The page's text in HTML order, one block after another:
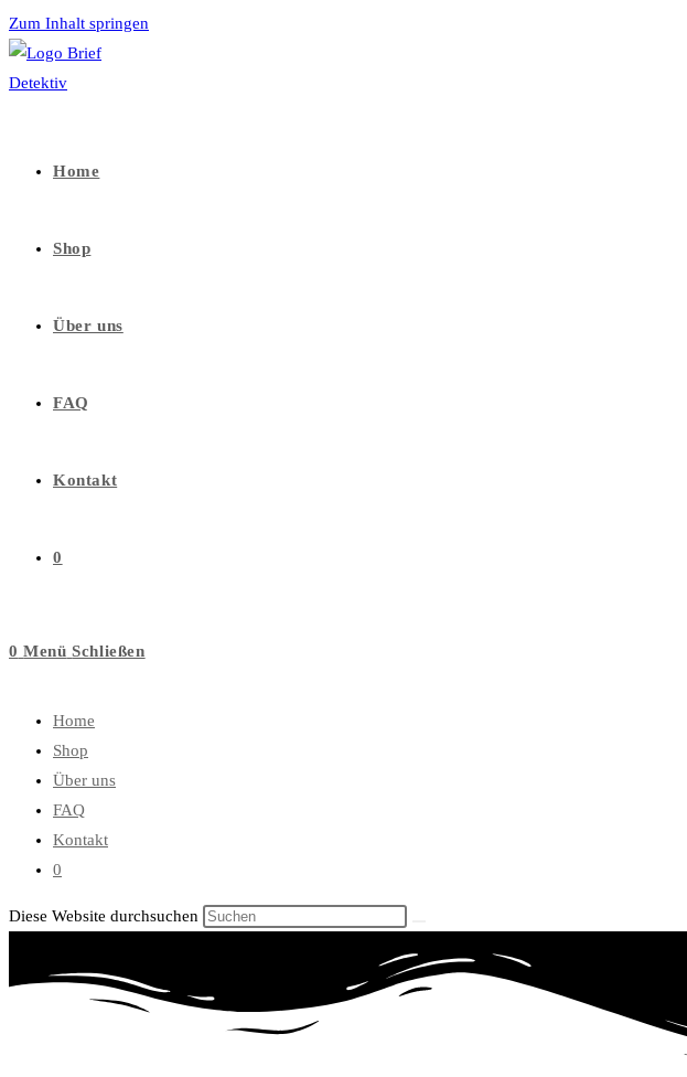
Zum Inhalt springen
Home
Shop
Über uns
FAQ
Kontakt
0
0 Menü Schließen
Home
Shop
Über uns
FAQ
Kontakt
0
Diese Website durchsuchen